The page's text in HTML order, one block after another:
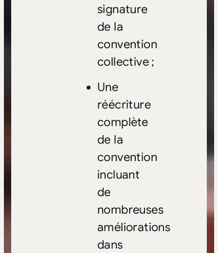
signature
de la
convention
collective ;
Une
réécriture
complète
de la
convention
incluant
de
nombreuses
améliorations
dans